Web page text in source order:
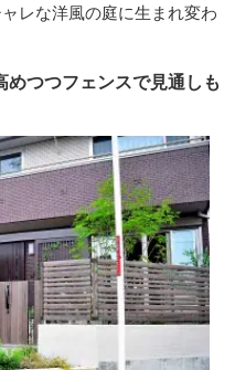
レな洋風の庭に生まれ変わ
めつつフェンスで見通しも